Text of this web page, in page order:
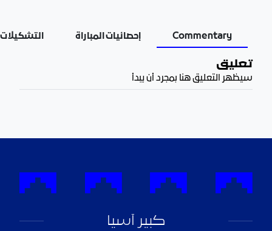
Commentary إحصائيات المباراة التشكيلات
تعليق
سيظهر التعليق هنا بمجرد أن يبدأ
كبير آسيا